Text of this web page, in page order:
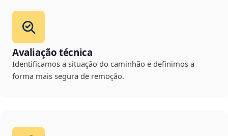
Avaliação técnica
Identificamos a situação do caminhão e definimos a
forma mais segura de remoção.